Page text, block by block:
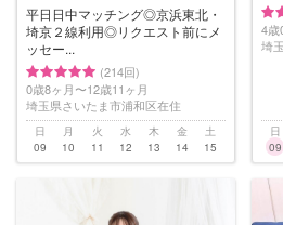
平日日中マッチング◎京浜東北・
埼京２線利用◎リクエスト前にメ
ッセー...
(214回)
0歳8ヶ月〜12歳11ヶ月
埼玉県さいたま市浦和区在住
日
09
月
10
火
11
水
12
木
13
金
14
土
15
4歳
埼
日
09